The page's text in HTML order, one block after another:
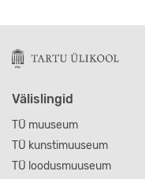
Välislingid
TÜ muuseum
TÜ kunstimuuseum
TÜ loodusmuuseum